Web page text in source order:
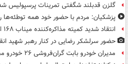
گلزن قدبلند شگفتی تمرینات پرسپولیس
پزشکیان: مردم با حضور خود همه توطئه‌ها
انتقاد شدید کمیته مذاکره‌کننده میناب ۱۶۸ از صداوسیما
حضور سرلشکر رضایی در کنار رهبر شهید
مدیران خودرو بابت گران‌فروشی ۲۶ خودرو محکوم شد